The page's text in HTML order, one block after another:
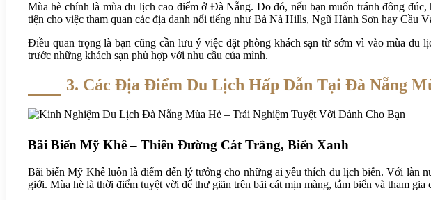
Mùa hè chính là mùa du lịch cao điểm ở Đà Nẵng. Do đó, nếu bạn muốn tránh đông
tiện cho việc tham quan các địa danh nổi tiếng như Bà Nà Hills, Ngũ Hành Sơn hay Cầu
Điều quan trọng là bạn cũng cần lưu ý việc đặt phòng khách sạn từ sớm vì vào mùa du
trước những khách sạn phù hợp với nhu cầu của mình.
3. Các Địa Điểm Du Lịch Hấp Dẫn Tại Đà Nẵng
Bãi Biển Mỹ Khê – Thiên Đường Cát Trắng, Biển Xanh
Bãi biển Mỹ Khê luôn là điểm đến lý tưởng cho những ai yêu thích du lịch biển. Với làn
giới. Mùa hè là thời điểm tuyệt vời để thư giãn trên bãi cát mịn màng, tắm biển và tham